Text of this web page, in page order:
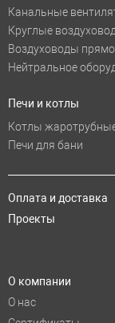
Канальные
Круглые
Воздуховоды
Нейтральное
Печи и котлы
Котлы
Печи для бани
Оплата и доставка
Проекты
О компании
О нас